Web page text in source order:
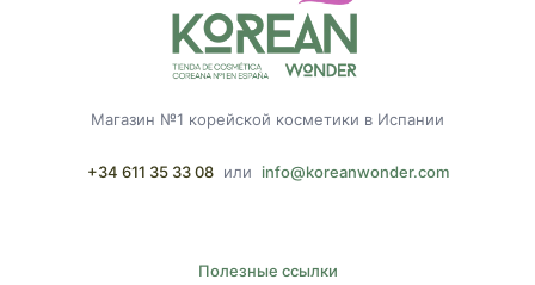
Магазин №1 корейской косметики в Испании
+34 611 35 33 08 или info@koreanwonder.com
Полезные ссылки